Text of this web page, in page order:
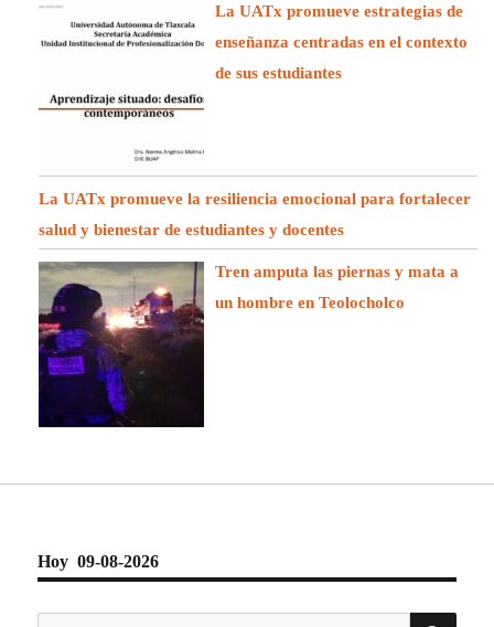
La UATx promueve estrategias de
enseñanza centradas en el contexto
de sus estudiantes
La UATx promueve la resiliencia emocional para fortalecer
salud y bienestar de estudiantes y docentes
Tren amputa las piernas y mata a
un hombre en Teolocholco
Hoy 09-08-2026